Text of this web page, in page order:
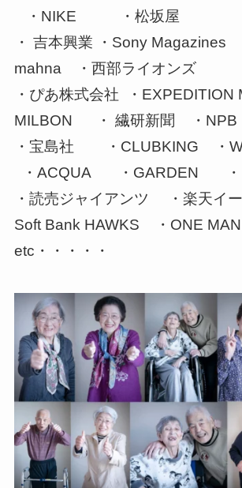
・NIKE ・松坂屋
・ 吉本興業 ・Sony Magazines
mahna ・西部ライオンズ
・ぴあ株式会社 ・EXPEDITION
MILBON ・ 繊研新聞 ・NPB
・宝島社 ・CLUBKING ・
・ACQUA ・GARDEN ・
・読売ジャイアンツ ・楽天イ
Soft Bank HAWKS ・ONE
etc・・・・・